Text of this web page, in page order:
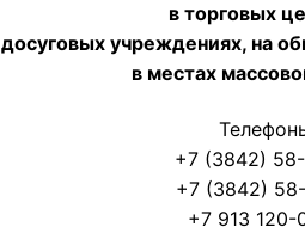
в торговых
досуговых учреждениях, на
в местах
+7 (3842)
+7 (3842)
+7 913 120-